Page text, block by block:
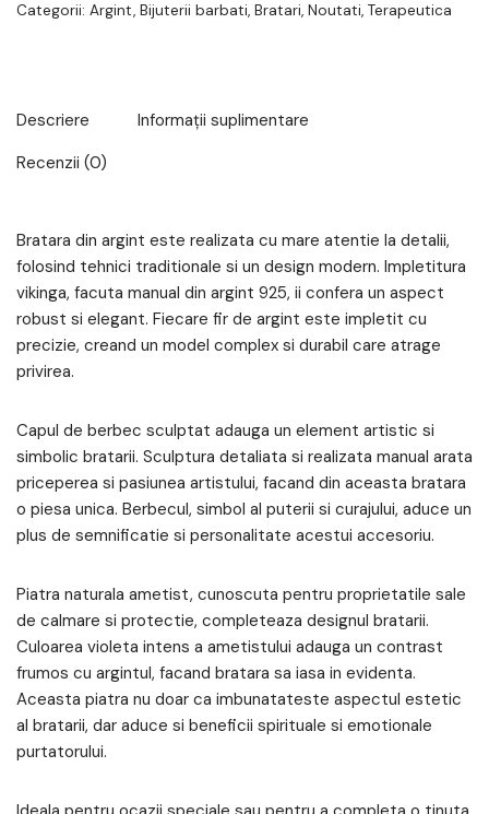
Categorii: Argint, Bijuterii barbati, Bratari, Noutati, Terapeutica
Descriere
Informații suplimentare
Recenzii (0)
Bratara din argint este realizata cu mare atentie la detalii,
folosind tehnici traditionale si un design modern. Impletitura
vikinga, facuta manual din argint 925, ii confera un aspect
robust si elegant. Fiecare fir de argint este impletit cu
precizie, creand un model complex si durabil care atrage
privirea.
Capul de berbec sculptat adauga un element artistic si
simbolic bratarii. Sculptura detaliata si realizata manual arata
priceperea si pasiunea artistului, facand din aceasta bratara
o piesa unica. Berbecul, simbol al puterii si curajului, aduce un
plus de semnificatie si personalitate acestui accesoriu.
Piatra naturala ametist, cunoscuta pentru proprietatile sale
de calmare si protectie, completeaza designul bratarii.
Culoarea violeta intens a ametistului adauga un contrast
frumos cu argintul, facand bratara sa iasa in evidenta.
Aceasta piatra nu doar ca imbunatateste aspectul estetic
al bratarii, dar aduce si beneficii spirituale si emotionale
purtatorului.